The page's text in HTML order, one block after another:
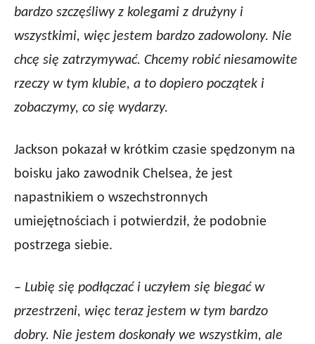
bardzo szczęśliwy z kolegami z drużyny i
wszystkimi, więc jestem bardzo zadowolony. Nie
chcę się zatrzymywać. Chcemy robić niesamowite
rzeczy w tym klubie, a to dopiero początek i
zobaczymy, co się wydarzy.
Jackson pokazał w krótkim czasie spędzonym na
boisku jako zawodnik Chelsea, że jest
napastnikiem o wszechstronnych
umiejętnościach i potwierdził, że podobnie
postrzega siebie.
– Lubię się podłączać i uczyłem się biegać w
przestrzeni, więc teraz jestem w tym bardzo
dobry. Nie jestem doskonały we wszystkim, ale